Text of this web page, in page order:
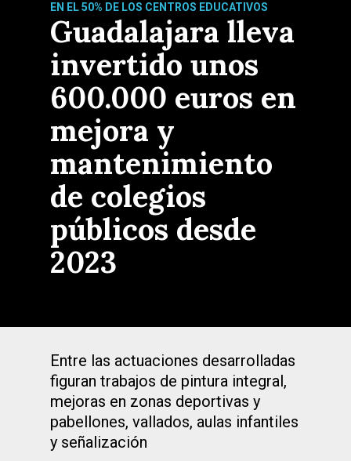
EN EL 50% DE LOS CENTROS EDUCATIVOS
Guadalajara lleva
invertido unos
600.000 euros en
mejora y
mantenimiento
de colegios
públicos desde
2023
Entre las actuaciones desarrolladas
figuran trabajos de pintura integral,
mejoras en zonas deportivas y
pabellones, vallados, aulas infantiles
y señalización